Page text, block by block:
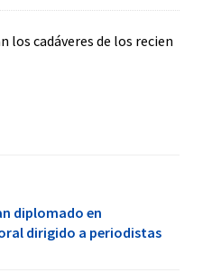
los cadáveres de los recien
diplomado en
dirigido a periodistas